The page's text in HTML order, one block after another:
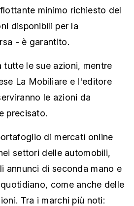
minimo richiesto del
disponibili per la
- è garantito.
tutte le sue azioni, mentre
La Mobiliare e l'editore
le azioni da
precisato.
di mercati online
settori delle automobili,
annunci di seconda mano e
come anche delle
Tra i marchi più noti: